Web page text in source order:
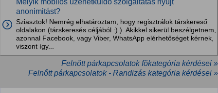
Melyik mobilos üzenetküldő szolgáltatás nyújt
anonimitást?
Sziasztok! Nemrég elhatároztam, hogy regisztrálok társkereső
oldalakon (társkeresés céljából :) ). Akikkel sikerül beszélgetnem,
azonnal Facebook, vagy Viber, WhatsApp elérhetőséget kérnek,
viszont így...
Felnőtt párkapcsolatok főkategória kérdései »
Felnőtt párkapcsolatok - Randizás kategória kérdései »